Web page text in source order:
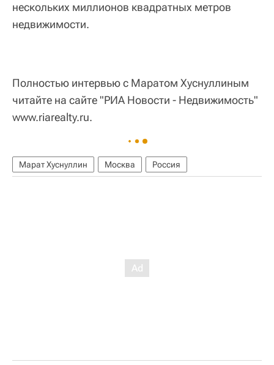
нескольких миллионов квадратных метров
недвижимости.
Полностью интервью с Маратом Хуснуллиным
читайте на сайте "РИА Новости - Недвижимость"
www.riarealty.ru.
Марат Хуснуллин Москва Россия